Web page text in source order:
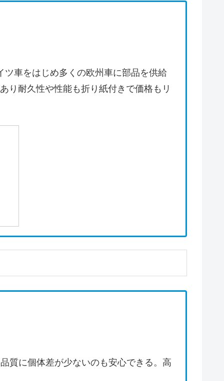
車をはじめ多くの欧州車に部品を供給
り耐久性や性能も折り紙付きで価格もリ
質に個体差が少ないのも安心できる。高